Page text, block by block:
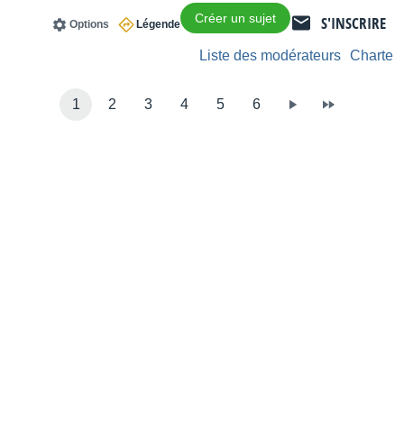
S'INSCRIRE
Créer un sujet
Légende
Options
Charte
Liste des modérateurs
1 2 3 4 5 6